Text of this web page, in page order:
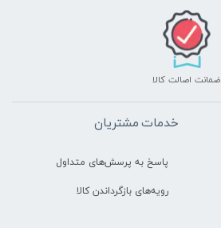
ضمانت اصالت کالا
خدمات مشتریان
پاسخ به پرسش‌های متداول
رویه‌های بازگرداندن کالا